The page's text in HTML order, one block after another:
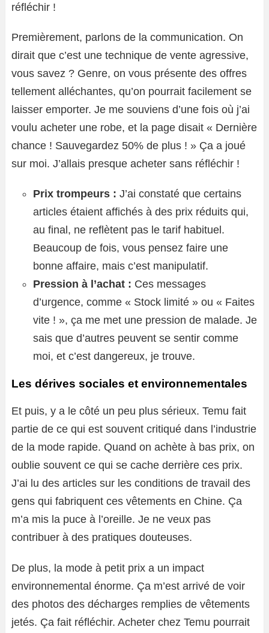
réfléchir !
Premièrement, parlons de la communication. On
dirait que c’est une technique de vente agressive,
vous savez ? Genre, on vous présente des offres
tellement alléchantes, qu’on pourrait facilement se
laisser emporter. Je me souviens d’une fois où j’ai
voulu acheter une robe, et la page disait « Dernière
chance ! Sauvegardez 50% de plus ! » Ça a joué
sur moi. J’allais presque acheter sans réfléchir !
Prix trompeurs : J’ai constaté que certains
articles étaient affichés à des prix réduits qui,
au final, ne reflètent pas le tarif habituel.
Beaucoup de fois, vous pensez faire une
bonne affaire, mais c’est manipulatif.
Pression à l’achat : Ces messages
d’urgence, comme « Stock limité » ou « Faites
vite ! », ça me met une pression de malade. Je
sais que d’autres peuvent se sentir comme
moi, et c’est dangereux, je trouve.
Les dérives sociales et environnementales
Et puis, y a le côté un peu plus sérieux. Temu fait
partie de ce qui est souvent critiqué dans l’industrie
de la mode rapide. Quand on achète à bas prix, on
oublie souvent ce qui se cache derrière ces prix.
J’ai lu des articles sur les conditions de travail des
gens qui fabriquent ces vêtements en Chine. Ça
m’a mis la puce à l’oreille. Je ne veux pas
contribuer à des pratiques douteuses.
De plus, la mode à petit prix a un impact
environnemental énorme. Ça m’est arrivé de voir
des photos des décharges remplies de vêtements
jetés. Ça fait réfléchir. Acheter chez Temu pourrait